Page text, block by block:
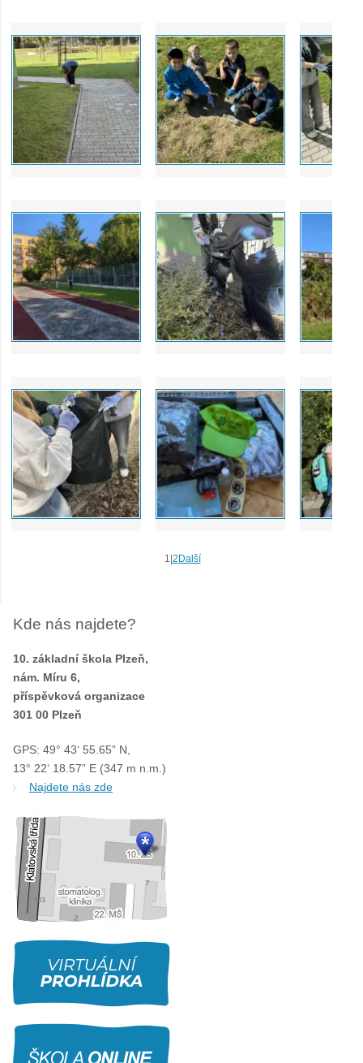
1 2 Další
Kde nás najdete?
10. základní škola Plzeň,
nám. Míru 6,
příspěvková organizace
301 00 Plzeň
GPS: 49° 43‘ 55.65” N,
13° 22‘ 18.57” E (347 m n.m.)
Najdete nás zde